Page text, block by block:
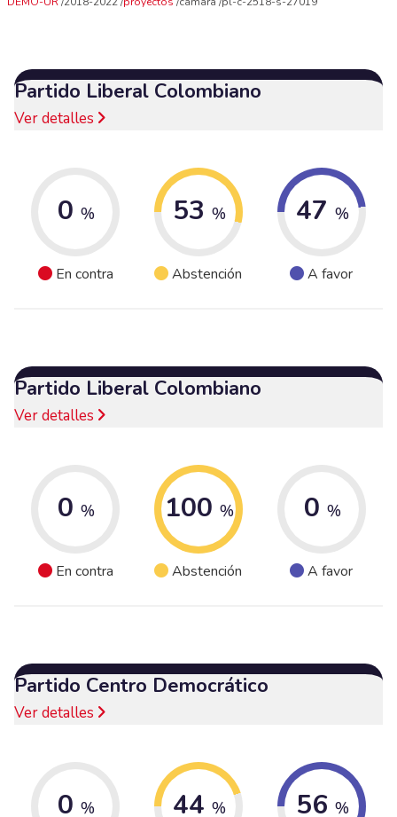
Partido Liberal Colombiano
Ver detalles
0 %
En contra
53 %
Abstención
47 %
A favor
Partido Liberal Colombiano
Ver detalles
0 %
En contra
100 %
Abstención
0 %
A favor
Partido Centro Democrático
Ver detalles
0 % 44 % 56 %